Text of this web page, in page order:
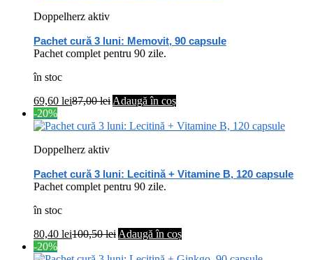
Doppelherz aktiv
Pachet cură 3 luni: Memovit, 90 capsule
Pachet complet pentru 90 zile.
în stoc
69,60 lei87,00lei Adaugă în coș
-20%
Doppelherz aktiv
Pachet cură 3 luni: Lecitină + Vitamine B, 120 capsule
Pachet complet pentru 90 zile.
în stoc
80,40 lei100,50lei Adaugă în coș
-20%